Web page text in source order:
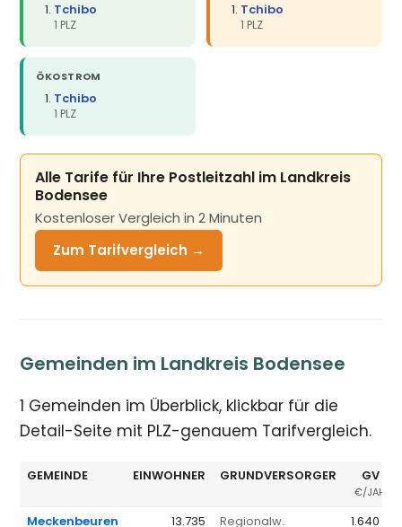
Tchibo
1 PLZ
Tchibo
1 PLZ
ÖKOSTROM
Tchibo
1 PLZ
Alle Tarife für Ihre Postleitzahl im Landkreis
Bodensee
Kostenloser Vergleich in 2 Minuten
Zum Tarifvergleich →
Gemeinden im Landkreis Bodensee
1 Gemeinden im Überblick, klickbar für die
Detail-Seite mit PLZ-genauem Tarifvergleich.
GEMEINDE EINWOHNER GRUNDVERSORGER GV Ø
€/JAHR
Meckenbeuren 13.735 Regionalw. 1.640 €